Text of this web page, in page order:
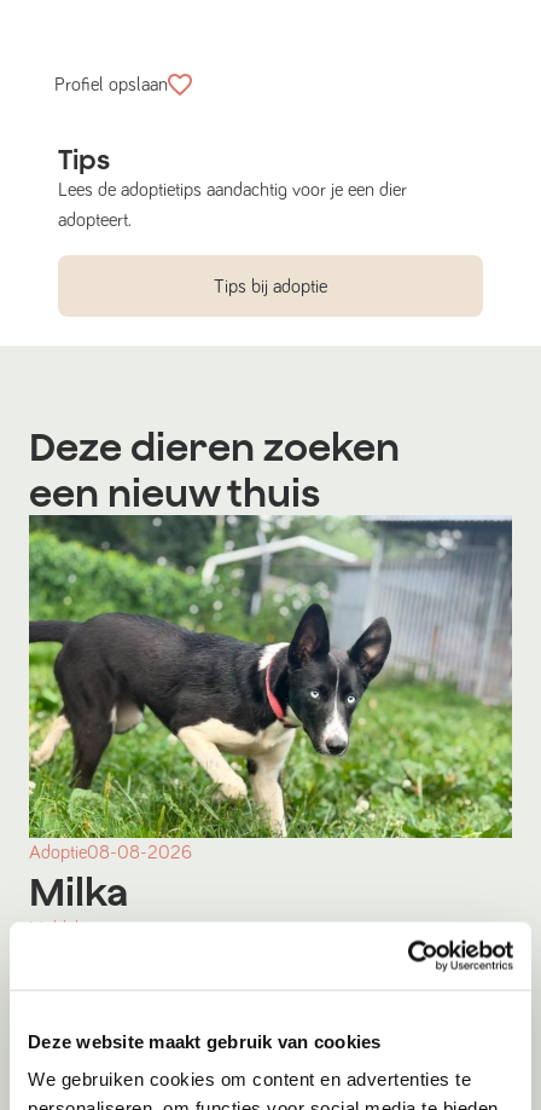
Deze website maakt gebruik van cookies
We gebruiken cookies om content en advertenties te
Profiel opslaan
Tips
Lees de adoptietips aandachtig voor je een dier
adopteert.
Tips bij adoptie
Deze dieren zoeken
een nieuw thuis
Adoptie08-08-2026
Milka
Middelie